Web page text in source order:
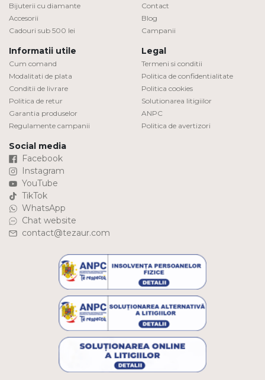
Bijuterii cu diamante
Accesorii
Cadouri sub 500 lei
Contact
Blog
Campanii
Informatii utile
Cum comand
Modalitati de plata
Conditii de livrare
Politica de retur
Garantia produselor
Regulamente campanii
Legal
Termeni si conditii
Politica de confidentialitate
Politica cookies
Solutionarea litigiilor
ANPC
Politica de avertizori
Social media
Facebook
Instagram
YouTube
TikTok
WhatsApp
Chat website
contact@tezaur.com